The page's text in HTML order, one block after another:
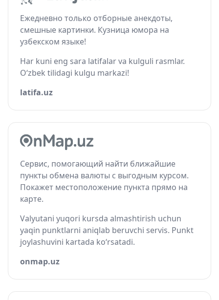
Ежедневно только отборные анекдоты,
смешные картинки. Кузница юмора на
узбекском языке!
Har kuni eng sara latifalar va kulguli rasmlar.
O‘zbek tilidagi kulgu markazi!
latifa.uz
Сервис, помогающий найти ближайшие
пункты обмена валюты с выгодным курсом.
Покажет местоположение пункта прямо на
карте.
Valyutani yuqori kursda almashtirish uchun
yaqin punktlarni aniqlab beruvchi servis. Punkt
joylashuvini kartada ko‘rsatadi.
onmap.uz